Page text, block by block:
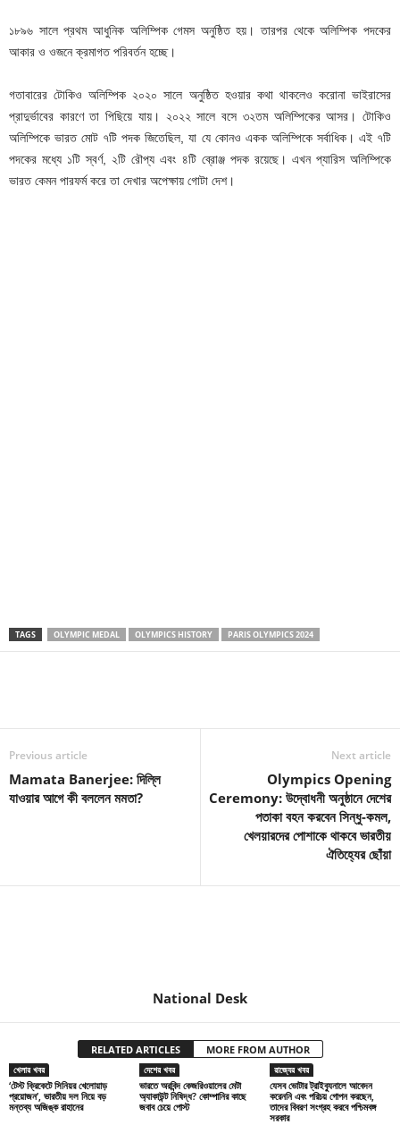
১৮৯৬ সালে প্রথম আধুনিক অলিম্পিক গেমস অনুষ্ঠিত হয়। তারপর থেকে অলিম্পিক পদকের
আকার ও ওজনে ক্রমাগত পরিবর্তন হচ্ছে।
গতাবারের টোকিও অলিম্পিক ২০২০ সালে অনুষ্ঠিত হওয়ার কথা থাকলেও করোনা ভাইরাসের
প্রাদুর্ভাবের কারণে তা পিছিয়ে যায়। ২০২২ সালে বসে ৩২তম অলিম্পিকের আসর। টোকিও
অলিম্পিকে ভারত মোট ৭টি পদক জিতেছিল, যা যে কোনও একক অলিম্পিকে সর্বাধিক। এই ৭টি
পদকের মধ্যে ১টি স্বর্ণ, ২টি রৌপ্য এবং ৪টি ব্রোঞ্জ পদক রয়েছে। এখন প্যারিস অলিম্পিকে
ভারত কেমন পারফর্ম করে তা দেখার অপেক্ষায় গোটা দেশ।
TAGS OLYMPIC MEDAL OLYMPICS HISTORY PARIS OLYMPICS 2024
Previous article
Mamata Banerjee: দিল্লি
যাওয়ার আগে কী বললেন মমতা?
Next article
Olympics Opening
Ceremony: উদ্বোধনী অনুষ্ঠানে দেশের
পতাকা বহন করবেন সিন্ধু-কমল,
খেলয়ারদের পোশাকে থাকবে ভারতীয়
ঐতিহ্যের ছোঁয়া
National Desk
RELATED ARTICLES MORE FROM AUTHOR
খেলার খবর
‘টেস্ট ক্রিকেটে সিনিয়র খেলোয়াড়
প্রয়োজন’, ভারতীয় দল নিয়ে বড়
মন্তব্য অজিঙ্ক রাহানের
দেশের খবর
ভারতে অরবিন্দ কেজরিওয়ালের মেটা
অ্যাকাউন্ট নিষিদ্ধ? কোম্পানির কাছে
জবাব চেয়ে পোস্ট
রাজ্যের খবর
যেসব ভোটার ট্রাইব্যুনালে আবেদন
করেননি এবং পরিচয় গোপন করছেন,
তাদের বিবরণ সংগ্রহ করবে পশ্চিমবঙ্গ
সরকার